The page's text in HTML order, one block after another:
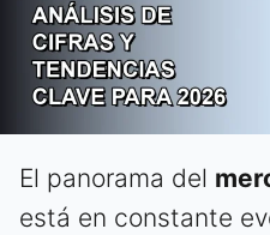
El panorama del
está en constante